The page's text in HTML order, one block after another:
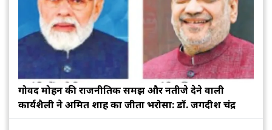
गोविंद मोहन की राजनीतिक समझ और नतीजे देने वाली
कार्यशैली ने अमित शाह का जीता भरोसा: डॉ. जगदीश चंद्र